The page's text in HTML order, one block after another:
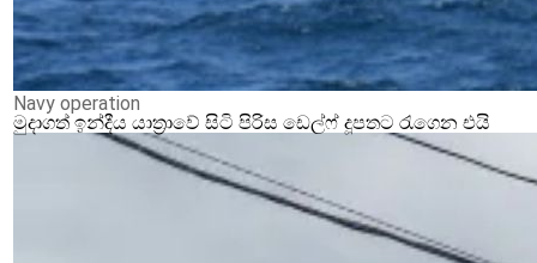
Navy operation
මුදාගත් ඉන්දීය යාත්‍රාවේ සිටි පිරිස ඩෙල්ෆ් දූපතට රැගෙන එයි